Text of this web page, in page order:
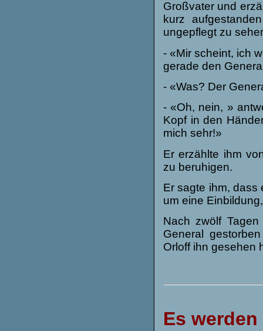
Großvater und
kurz
ungepflegt zu
- «Mir scheint, ich
gerade den
- «Was? Der
- «Oh, nein, »
Kopf in den
mich sehr!»
Er erzählte ihm
zu beruhigen.
Er sagte ihm, dass
um eine
Nach zwölf
General
Orloff ihn gesehen
Es